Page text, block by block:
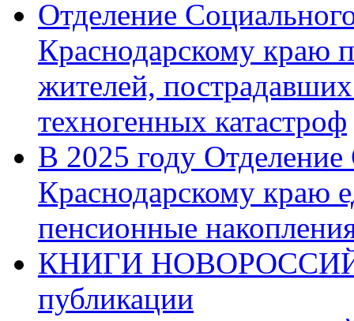
Отделение
Краснодарскому краю
жителей,
техногенных катастроф
В 2025 году
Краснодарскому краю
пенсионные
КНИГИ
публикации